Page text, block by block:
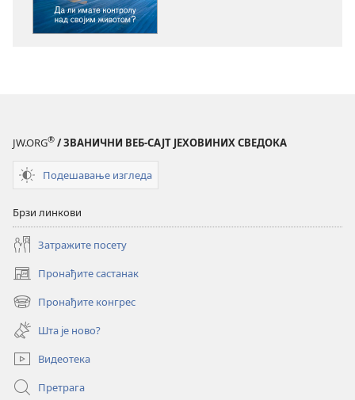
над над
JW.ORG® / ЗВАНИЧНИ ВЕБ-САЈТ ЈЕХОВИНИХ СВЕДОКА
Подешавање изгледа
Брзи линкови
Затражите посету
Пронађите састанак
(отвара
нови
прозор)
Пронађите конгрес
(отвара
нови
прозор)
Шта је ново?
Видеотека
Претрага